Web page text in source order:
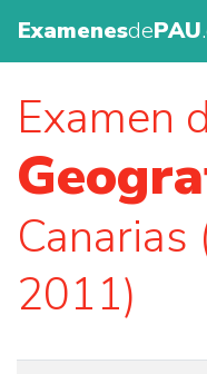
ExamenesdePAU
Examen
Canarias
2011)